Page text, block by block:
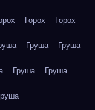
Горох Горох
Груша Груша
Груша Груша